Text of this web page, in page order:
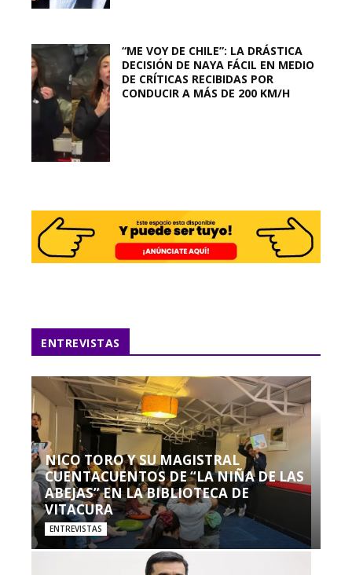
“ME VOY DE CHILE”: LA DRÁSTICA
DECISIÓN DE NAYA FÁCIL EN MEDIO
DE CRÍTICAS RECIBIDAS POR
CONDUCIR A MÁS DE 200 KM/H
ENTREVISTAS
NICO TORO Y SU MAGISTRAL
CUENTACUENTOS DE “LA NIÑA DE LAS
ABEJAS” EN LA BIBLIOTECA DE
VITACURA
ENTREVISTAS